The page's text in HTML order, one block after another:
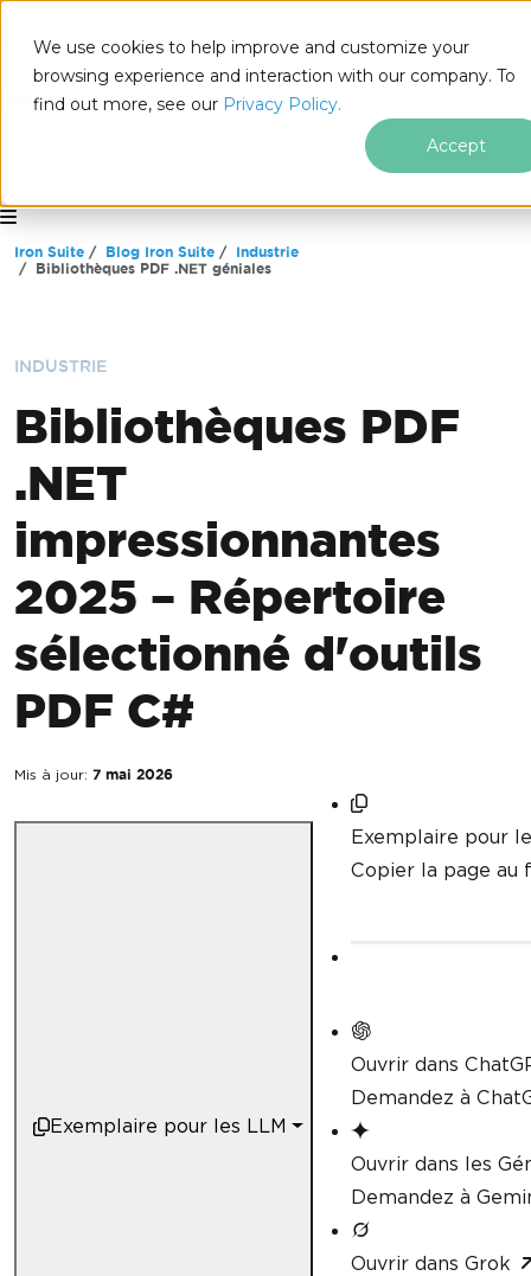
We use cookies to help improve and customize your
browsing experience and interaction with our company. To
find out more, see our Privacy Policy.
Accept
Passer au contenu du pied de page
Iron Suite Blog Iron Suite
Industrie
Bibliothèques PDF .NET géniales
INDUSTRIE
Bibliothèques PDF
.NET
impressionnantes
2025 – Répertoire
sélectionné d'outils
PDF C#
Mis à jour: 7 mai 2026
Exemplaire pour les LLM
Exemplaire pour
Copier la page au
Ouvrir dans
Demandez à
Ouvrir dans les
Demandez à
Ouvrir dans Grok